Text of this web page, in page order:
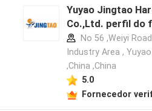
Yuyao Jingtao
Co.,Ltd. perfil do
No 56 ,Weiyi
Industry Area ,
,China ,China
5.0
Fornecedor